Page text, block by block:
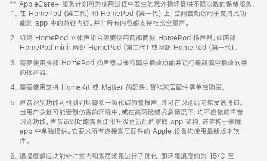
窗
口
中
打
开)
** AppleCare+ 服务计划可为使用过程中发生的意外损坏提供不限次数的保修服务。
在 HomePod (第二代) 和 HomePod (第一代) 上，空间音频适用于支持此功
能的 app 中的兼容内容。并非所有内容都支持杜比全景声。
组建 HomePod 立体声组合需要使用两部同款 HomePod 扬声器，如两部
HomePod mini、两部 HomePod (第二代) 或两部 HomePod (第一代)。
需要使用多部 HomePod 扬声器或兼容隔空播放功能并运行最新隔空播放软件
的扬声器。
需要使用支持 HomeKit 或 Matter 的配件。智能家居配件需单独购买。
声音识别功能可检测到烟雾和一氧化碳的警报声，并可在识别后向你发送通知。
当用户身处可能受到伤害的环境中，或在高风险或紧急情况下，均不应依赖声音
识别功能。声音识别功能需要使用升级更新后的家庭 app 架构，该架构于家庭
app 中单独提供。它要求所有连接家居配件的 Apple 设备均使用最新版本软
件。
温湿度感应功能针对室内和家居场景进行了优化，即环境温度约为 15ºC 至